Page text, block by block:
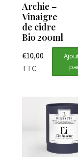
Archie –
Vinaigre
de cidre
Bio 200ml
€10,00
TTC